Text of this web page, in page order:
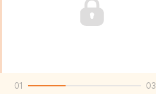
01 03